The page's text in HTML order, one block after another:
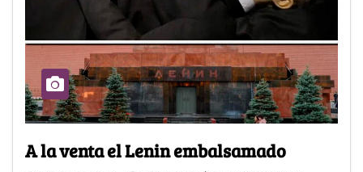
A la venta el Lenin embalsamado